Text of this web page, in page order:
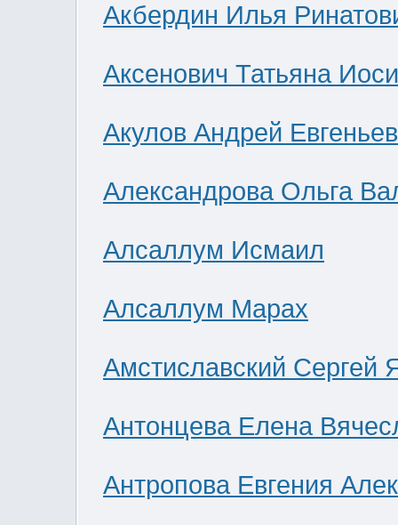
Акбердин Илья
Аксенович Татьяна
Акулов Андрей
Александрова Ольга
Алсаллум Исмаил
Алсаллум Марах
Амстиславский Сергей
Антонцева Елена
Антропова Евгения